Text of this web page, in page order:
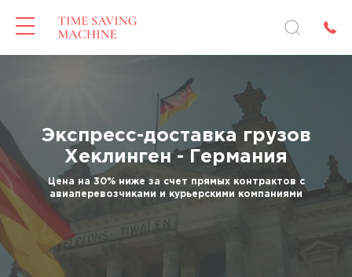
Экспресс-доставка грузов
Хеклинген - Германия
Цена на 30% ниже за счет прямых контрактов с
авиаперевозчиками и курьерскими компаниями